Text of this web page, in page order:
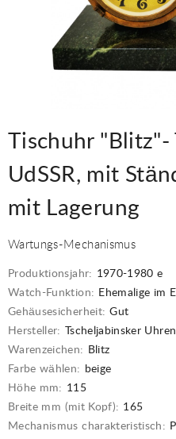
Tischuhr "Blitz"-
UdSSR, mit
mit Lagerung
Wartungs-Mechanismus
Produktionsjahr: 1970-1980 е
Watch-Funktion: Ehemalige im
Gehäusesicherheit: Gut
Hersteller:
Tscheljabinsker
Warenzeichen:
Blitz
Farbe wählen:
beige
Höhe mm: 115
Breite mm (mit Kopf): 165
Mechanismus charakteristisch: